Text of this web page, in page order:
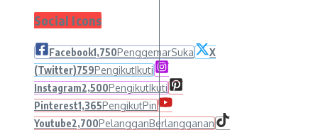
Social Icons
Facebook1,750PenggemarSuka
X
(Twitter)759PengikutIkuti
Instagram2,500PengikutIkuti
Pinterest1,365PengikutPin
Youtube2,700PelangganBerlangganan